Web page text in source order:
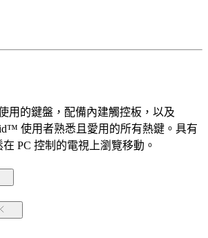
用的鍵盤，配備內建觸控板，以及
使用者熟悉且愛用的所有熱鍵。具有
PC 控制的電視上瀏覽移動。